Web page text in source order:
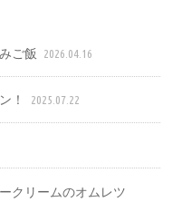
ご飯 2026.04.16
！ 2025.07.22
クリームのオムレツ